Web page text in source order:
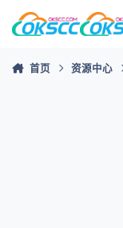
跳转到帖子
首页 资源中心